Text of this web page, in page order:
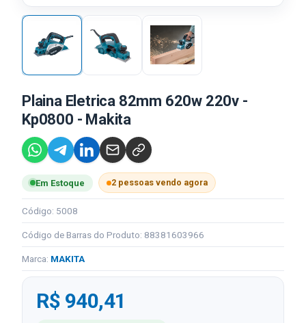
Plaina Eletrica 82mm 620w 220v -
Kp0800 - Makita
Em Estoque 2 pessoas vendo agora
Código: 5008
Código de Barras do Produto: 88381603966
Marca: MAKITA
R$ 940,41